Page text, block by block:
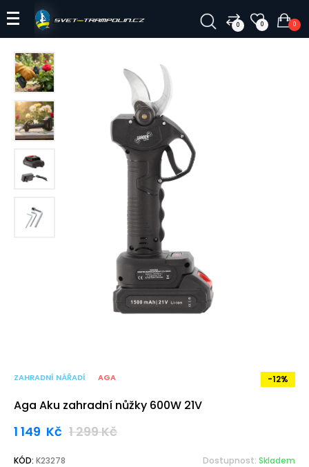
0 0 0
ZAHRADNÍ NÁŘADÍ AGA -12%
Aga Aku zahradní nůžky 600W 21V
1 149 Kč 1 299Kč
KÓD: K23278 Dostupnost: Skladem